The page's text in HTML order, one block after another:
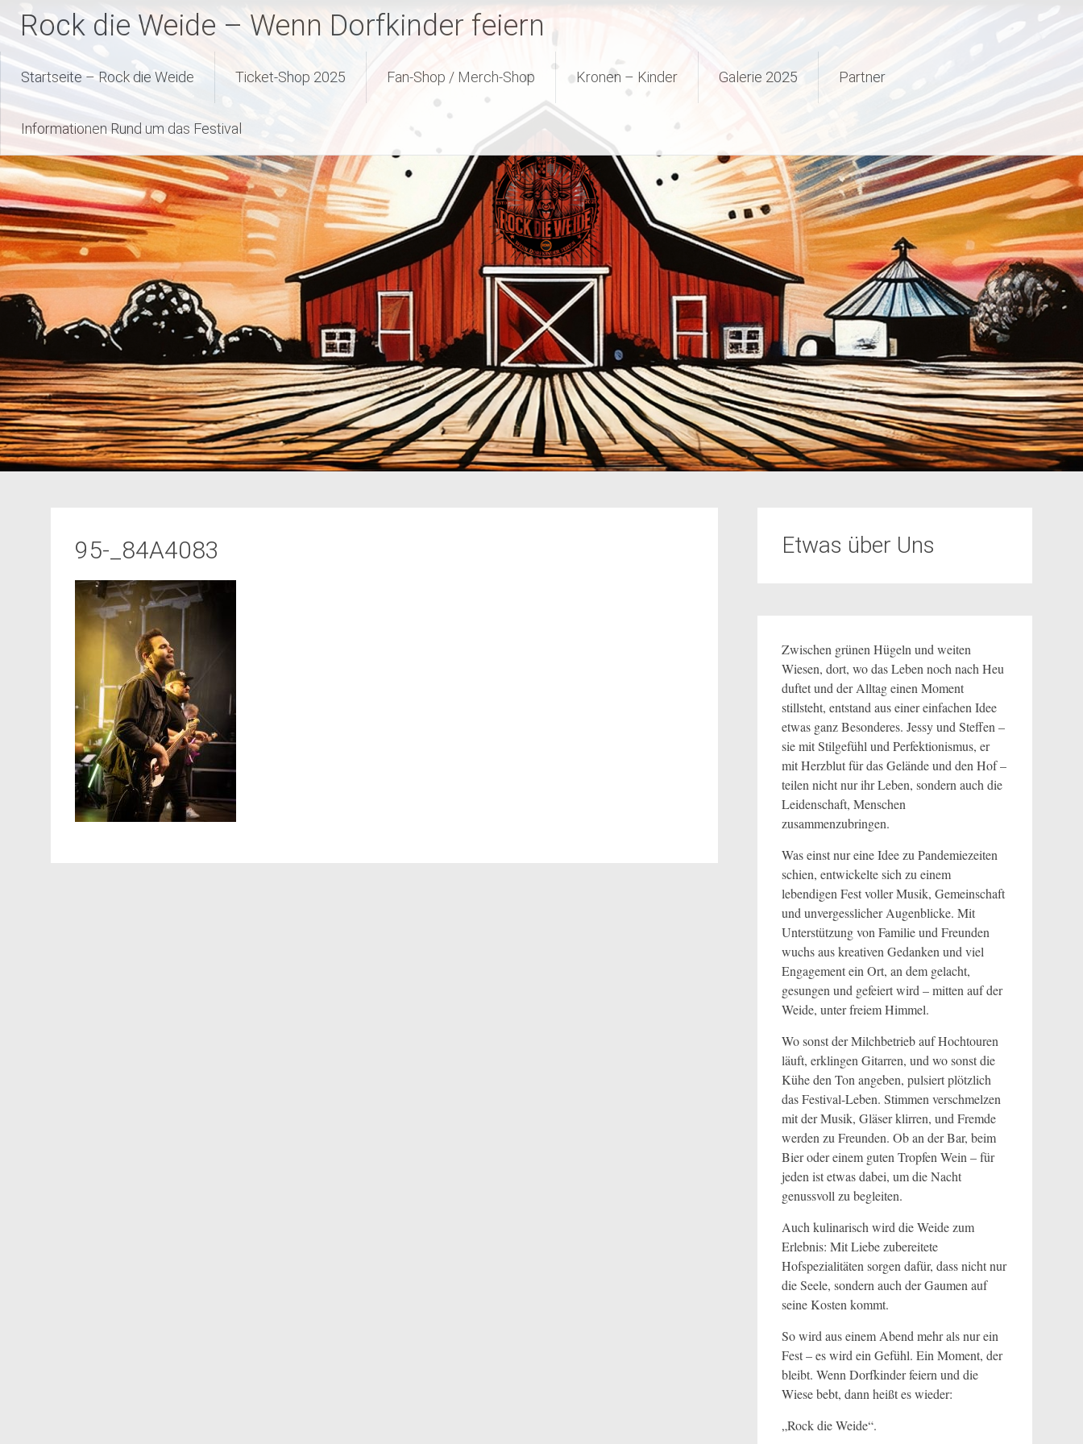
InhaltRock die Weide – Wenn Dorfkinder feiern
Startseite – Rock die Weide Ticket-Shop 2025 Fan-Shop / Merch-Shop Kronen – Kinder Galerie 2025 Partner
Informationen Rund um das Festival
95-_84A4083 Etwas über Uns
Zwischen grünen Hügeln und weiten
Wiesen, dort, wo das Leben noch nach Heu
duftet und der Alltag einen Moment
stillsteht, entstand aus einer einfachen Idee
etwas ganz Besonderes. Jessy und Steffen –
sie mit Stilgefühl und Perfektionismus, er
mit Herzblut für das Gelände und den Hof –
teilen nicht nur ihr Leben, sondern auch die
Leidenschaft, Menschen
zusammenzubringen.
Was einst nur eine Idee zu Pandemiezeiten
schien, entwickelte sich zu einem
lebendigen Fest voller Musik, Gemeinschaft
und unvergesslicher Augenblicke. Mit
Unterstützung von Familie und Freunden
wuchs aus kreativen Gedanken und viel
Engagement ein Ort, an dem gelacht,
gesungen und gefeiert wird – mitten auf der
Weide, unter freiem Himmel.
Wo sonst der Milchbetrieb auf Hochtouren
läuft, erklingen Gitarren, und wo sonst die
Kühe den Ton angeben, pulsiert plötzlich
das Festival-Leben. Stimmen verschmelzen
mit der Musik, Gläser klirren, und Fremde
werden zu Freunden. Ob an der Bar, beim
Bier oder einem guten Tropfen Wein – für
jeden ist etwas dabei, um die Nacht
genussvoll zu begleiten.
Auch kulinarisch wird die Weide zum
Erlebnis: Mit Liebe zubereitete
Hofspezialitäten sorgen dafür, dass nicht nur
die Seele, sondern auch der Gaumen auf
seine Kosten kommt.
So wird aus einem Abend mehr als nur ein
Fest – es wird ein Gefühl. Ein Moment, der
bleibt. Wenn Dorfkinder feiern und die
Wiese bebt, dann heißt es wieder:
„Rock die Weide“.